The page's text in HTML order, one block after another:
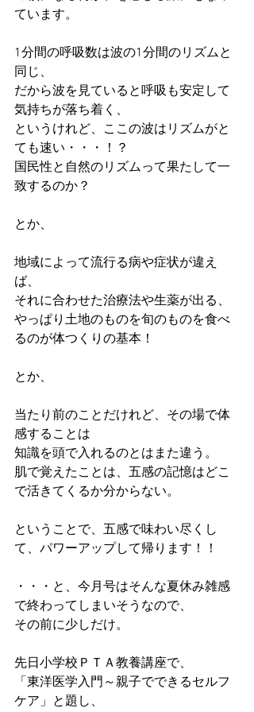
ています。
1分間の呼吸数は波の1分間のリズムと
同じ、
だから波を見ていると呼吸も安定して
気持ちが落ち着く、
というけれど、ここの波はリズムがと
ても速い・・・！？
国民性と自然のリズムって果たして一
致するのか？
とか、
地域によって流行る病や症状が違え
ば、
それに合わせた治療法や生薬が出る、
やっぱり土地のものを旬のものを食べ
るのが体つくりの基本！
とか、
当たり前のことだけれど、その場で体
感することは
知識を頭で入れるのとはまた違う。
肌で覚えたことは、五感の記憶はどこ
で活きてくるか分からない。
ということで、五感で味わい尽くし
て、パワーアップして帰ります！！
・・・と、今月号はそんな夏休み雑感
で終わってしまいそうなので、
その前に少しだけ。
先日小学校ＰＴＡ教養講座で、
「東洋医学入門～親子でできるセルフ
ケア」と題し、